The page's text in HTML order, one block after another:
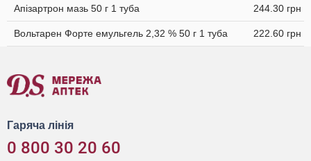
Апізартрон мазь 50 г 1 туба 244.30 грн
Вольтарен Форте емульгель 2,32 % 50 г 1 туба 222.60 грн
Гаряча лінія
0 800 30 20 60